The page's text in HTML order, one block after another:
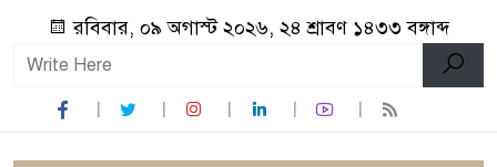
রবিবার, ০৯ অগাস্ট ২০২৬, ২৪ শ্রাবণ ১৪৩৩ বঙ্গাব্দ